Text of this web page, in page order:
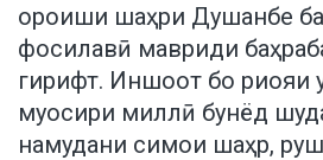
ороиши шаҳри Душанбе
фосилавӣ мавриди
гирифт. Иншоот бо риояи
муосири миллӣ бунёд
намудани симои шаҳр,